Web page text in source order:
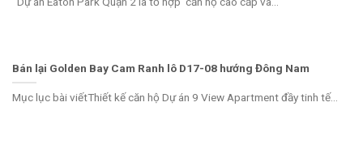
Bán lại Golden Bay Cam Ranh lô D17-08 hướng Đông Nam
Mục lục bài viếtThiết kế căn hộ Dự án 9 View Apartment đầy tinh tế...